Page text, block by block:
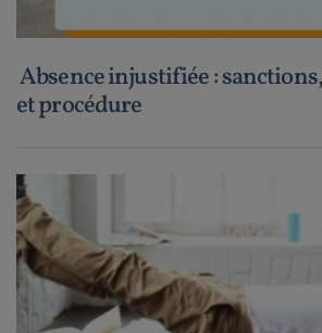
Absence injustifiée :
et procédure